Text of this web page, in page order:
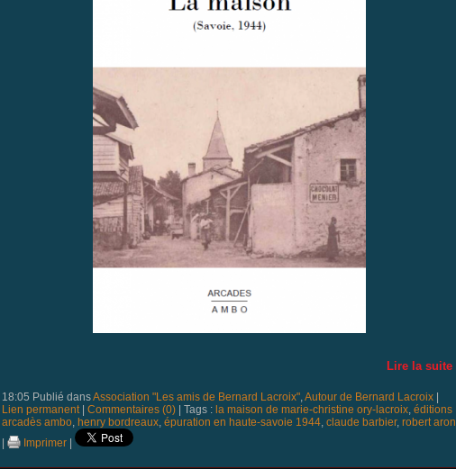
Lire la suite
18:05 Publié dansAssociation "Les amis de Bernard Lacroix",Autour de Bernard Lacroix|
Lien permanent| Commentaires (0)| Tags : la maison de marie-christine ory-lacroix, éditions
arcadès ambo, henry bordreaux, épuration en haute-savoie 1944, claude barbier, robert aron
Imprimer|